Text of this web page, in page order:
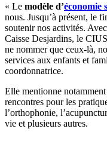
« Le modèle d’économie
nous. Jusqu’à présent, le
soutenir nos activités.
Caisse Desjardins, le
ne nommer que ceux-là,
services aux enfants et
coordonnatrice.
Elle mentionne
rencontres pour les
l’orthophonie,
vie et plusieurs autres.